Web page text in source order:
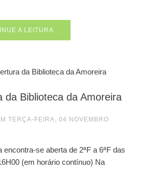
A LEITURA
da Biblioteca da Amoreira
TERÇA-FEIRA, 04 NOVEMBRO
encontra-se aberta de 2ªF a 6ªF das
(em horário contínuo) Na